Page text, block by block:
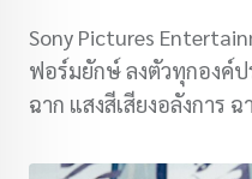
Sony Pictures
ฟอร์มยักษ์ ลงตัวทุกองค์ป
ฉาก แสงสีเสียงอลังการ